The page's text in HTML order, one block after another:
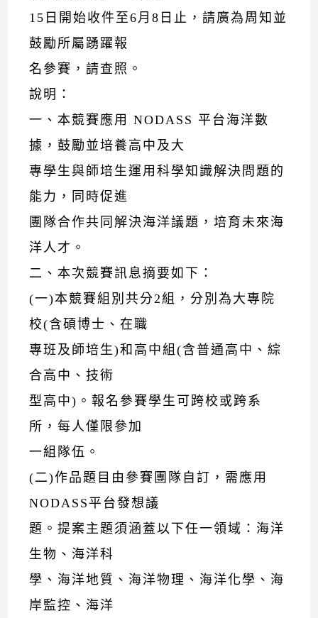
15日開始收件至6月8日止，請廣為周知並
鼓勵所屬踴躍報
名參賽，請查照。
說明：
一、本競賽應用 NODASS 平台海洋數
據，鼓勵並培養高中及大
專學生與師培生運用科學知識解決問題的
能力，同時促進
團隊合作共同解決海洋議題，培育未來海
洋人才。
二、本次競賽訊息摘要如下：
(一)本競賽組別共分2組，分別為大專院
校(含碩博士、在職
專班及師培生)和高中組(含普通高中、綜
合高中、技術
型高中)。報名參賽學生可跨校或跨系
所，每人僅限參加
一組隊伍。
(二)作品題目由參賽團隊自訂，需應用
NODASS平台發想議
題。提案主題須涵蓋以下任一領域：海洋
生物、海洋科
學、海洋地質、海洋物理、海洋化學、海
岸監控、海洋